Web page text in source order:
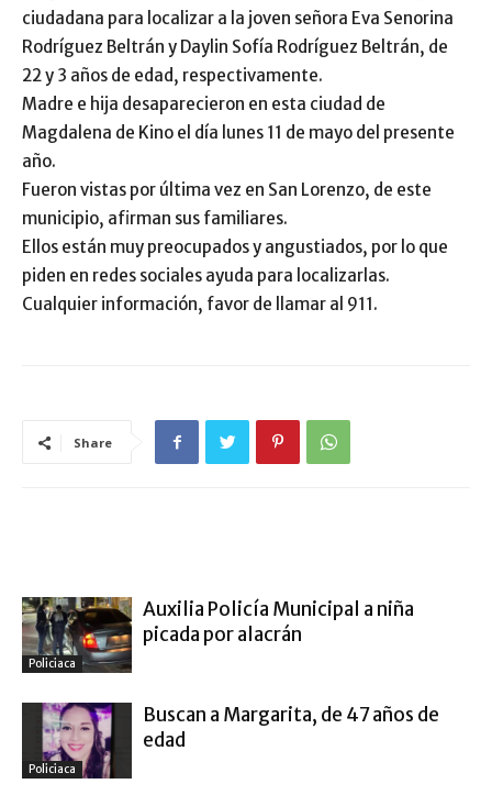
ciudadana para localizar a la joven señora Eva Senorina
Rodríguez Beltrán y Daylin Sofía Rodríguez Beltrán, de
22 y 3 años de edad, respectivamente.
Madre e hija desaparecieron en esta ciudad de
Magdalena de Kino el día lunes 11 de mayo del presente
año.
Fueron vistas por última vez en San Lorenzo, de este
municipio, afirman sus familiares.
Ellos están muy preocupados y angustiados, por lo que
piden en redes sociales ayuda para localizarlas.
Cualquier información, favor de llamar al 911.
Share
Policiaca
Auxilia Policía Municipal a niña
picada por alacrán
Policiaca
Buscan a Margarita, de 47 años de
edad